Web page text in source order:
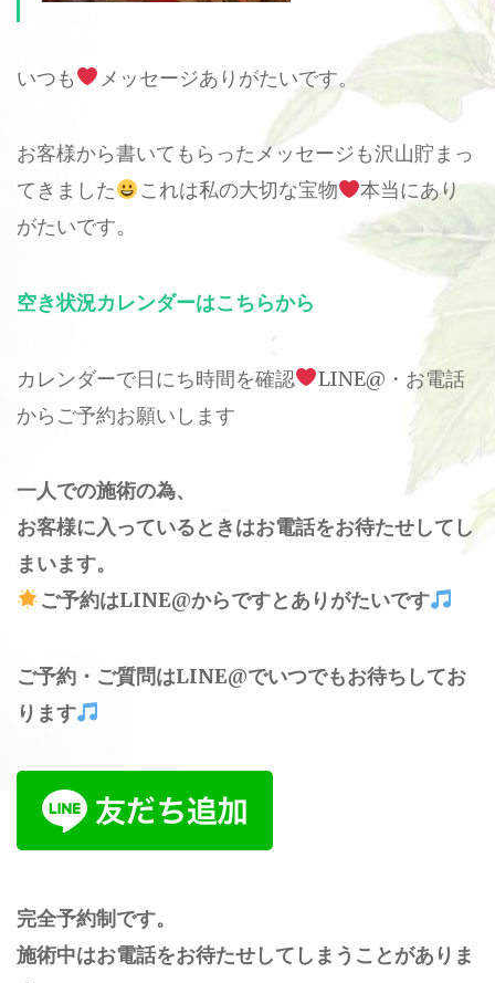
いつも メッセージありがたいです。
お客様から書いてもらったメッセージも沢山貯まっ
てきました
これは私の大切な宝物
本当にあり
がたいです。
空き状況カレンダーはこちらから
カレンダーで日にち時間を確認
LINE@・お電話
からご予約お願いします
一人での施術の為、
お客様に入っているときはお電話をお待たせしてし
まいます。
ご予約はLINE@からですとありがたいです
ご予約・ご質問はLINE@でいつでもお待ちしてお
ります
完全予約制です。
施術中はお電話をお待たせしてしまうことがありま